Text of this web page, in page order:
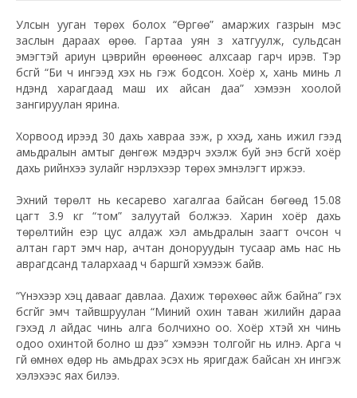
Улсын ууган төрөх болох “Өргөө” амаржих газрын мэс
заслын дараах өрөө. Гартаа уян зүү хатгуулж, сульдсан
эмэгтэй ариун цэврийн өрөөнөөс алхсаар гарч ирэв. Тэр
бүсгүй “Би ч ингээд үхэх нь гэж бодсон. Хоёр хүү, хань минь л
нүдэнд харагдаад маш их айсан даа” хэмээн хоолой
зангируулан ярина.
Хорвоод ирээд 30 дахь хавраа үзэж, үр хүүхэд, хань ижил гээд
амьдралын амтыг дөнгөж мэдэрч эхэлж буй энэ бүсгүй хоёр
дахь үрийнхээ зулайг үнэрлэхээр төрөх эмнэлэгт иржээ.
Эхний төрөлт нь кесарево хагалгаа байсан бөгөөд 15.08
цагт 3.9 кг “том” залуутай болжээ. Харин хоёр дахь
төрөлтийн үеэр цус алдаж үхэл амьдралын заагт очсон ч
алтан гарт эмч нар, ачтан доноруудын тусаар амь нас нь
аврагдсанд талархаад ч баршгүй хэмээж байв.
“Үнэхээр хэцүү давааг давлаа. Дахиж төрөхөөс айж байна” гэх
бүсгүйг эмч тайвшруулан “Миний охин таван жилийн дараа
гэхэд л айдас чинь алга болчихно оо. Хоёр хүүтэй хүн чинь
одоо охинтой болно шүү дээ” хэмээн толгойг нь илнэ. Арга ч
үгүй өмнөх өдөр нь амьдрах эсэх нь яригдаж байсан хүн ингэж
хэлэхээс яах билээ.